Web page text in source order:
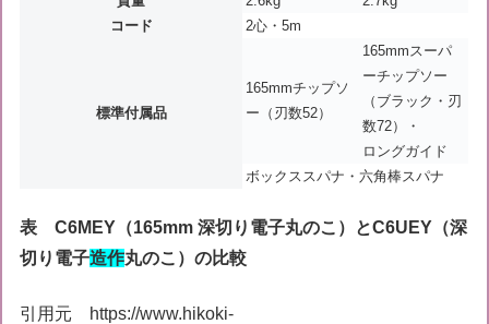
コード
2心・5m
標準付属品
165mmチップソ
ー（刃数52）
165mmスーパ
ーチップソー
（ブラック・刃
数72）・
ロングガイド
ボックススパナ・六角棒スパナ
表 C6MEY（165mm 深切り電子丸のこ）とC6UEY（深
切り電子造作丸のこ）の比較
引用元 https://www.hikoki-